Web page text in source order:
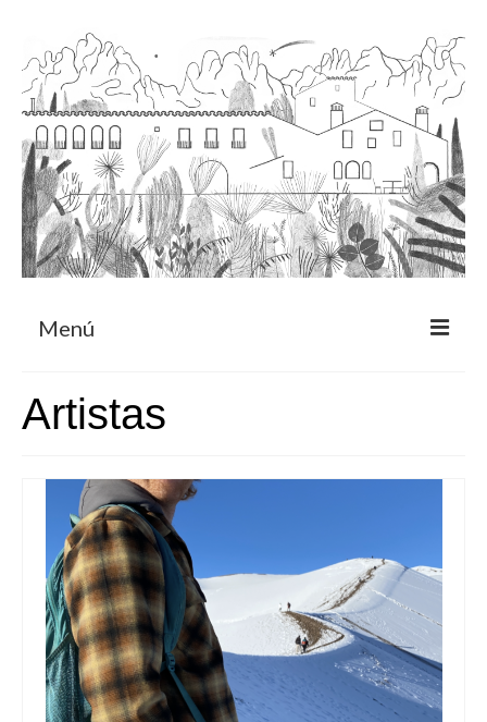
Menú
Programa de residencia
CRUCERO
Quedate con nosotras
Archivo
Contacto
Idioma:
Artistas